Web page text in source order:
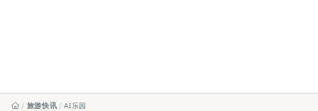
旅游快讯 AI乐园